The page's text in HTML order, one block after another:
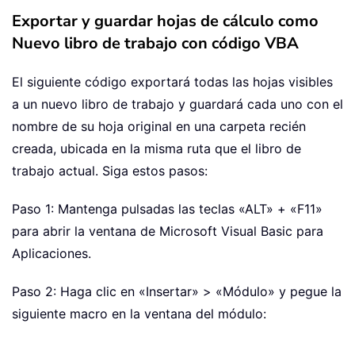
Exportar y guardar hojas de cálculo como
Nuevo libro de trabajo con código VBA
El siguiente código exportará todas las hojas visibles
a un nuevo libro de trabajo y guardará cada uno con el
nombre de su hoja original en una carpeta recién
creada, ubicada en la misma ruta que el libro de
trabajo actual. Siga estos pasos:
Paso 1: Mantenga pulsadas las teclas «ALT» + «F11»
para abrir la ventana de Microsoft Visual Basic para
Aplicaciones.
Paso 2: Haga clic en «Insertar» > «Módulo» y pegue la
siguiente macro en la ventana del módulo: